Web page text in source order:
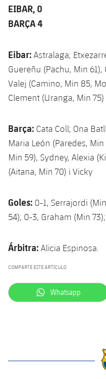
Femenino
Jugadores
Resultados
Clasificaciones
Actualidad
Calendario
Resultados
Hockey hierba
plusicon
más
Hockey Hierba
Hockey Hierba
Actualidad
Plantilla
Escuela de Patinaje
Rugby
plusicon
más
Actualidad
Jugadores
Calendario
Resultados
Fotos
Voleibol
plusicon
más
Noticias
Voleibol masculino
Voleibol femenino
Apúntate a las
plusicon
más
Carnet de las
League of Legends
eFootball
EIBAR, 0
BARÇA 4
Eibar: Astralaga;
Guereñu (Pachu, Min 61),
Valej (Camino, Min 85,
Clement (Uranga, Min 75)
Barça: Cata Coll; Ona
Maria León (Paredes,
Min 59), Sydney, Alexia
(Aitana, Min 70) i Vicky
Goles: 0-1, Serrajordi
54); 0-3, Graham (Min
Árbitra: Alicia Espinosa.
COMPARTE ESTE ARTÍCULO
Whatsapp